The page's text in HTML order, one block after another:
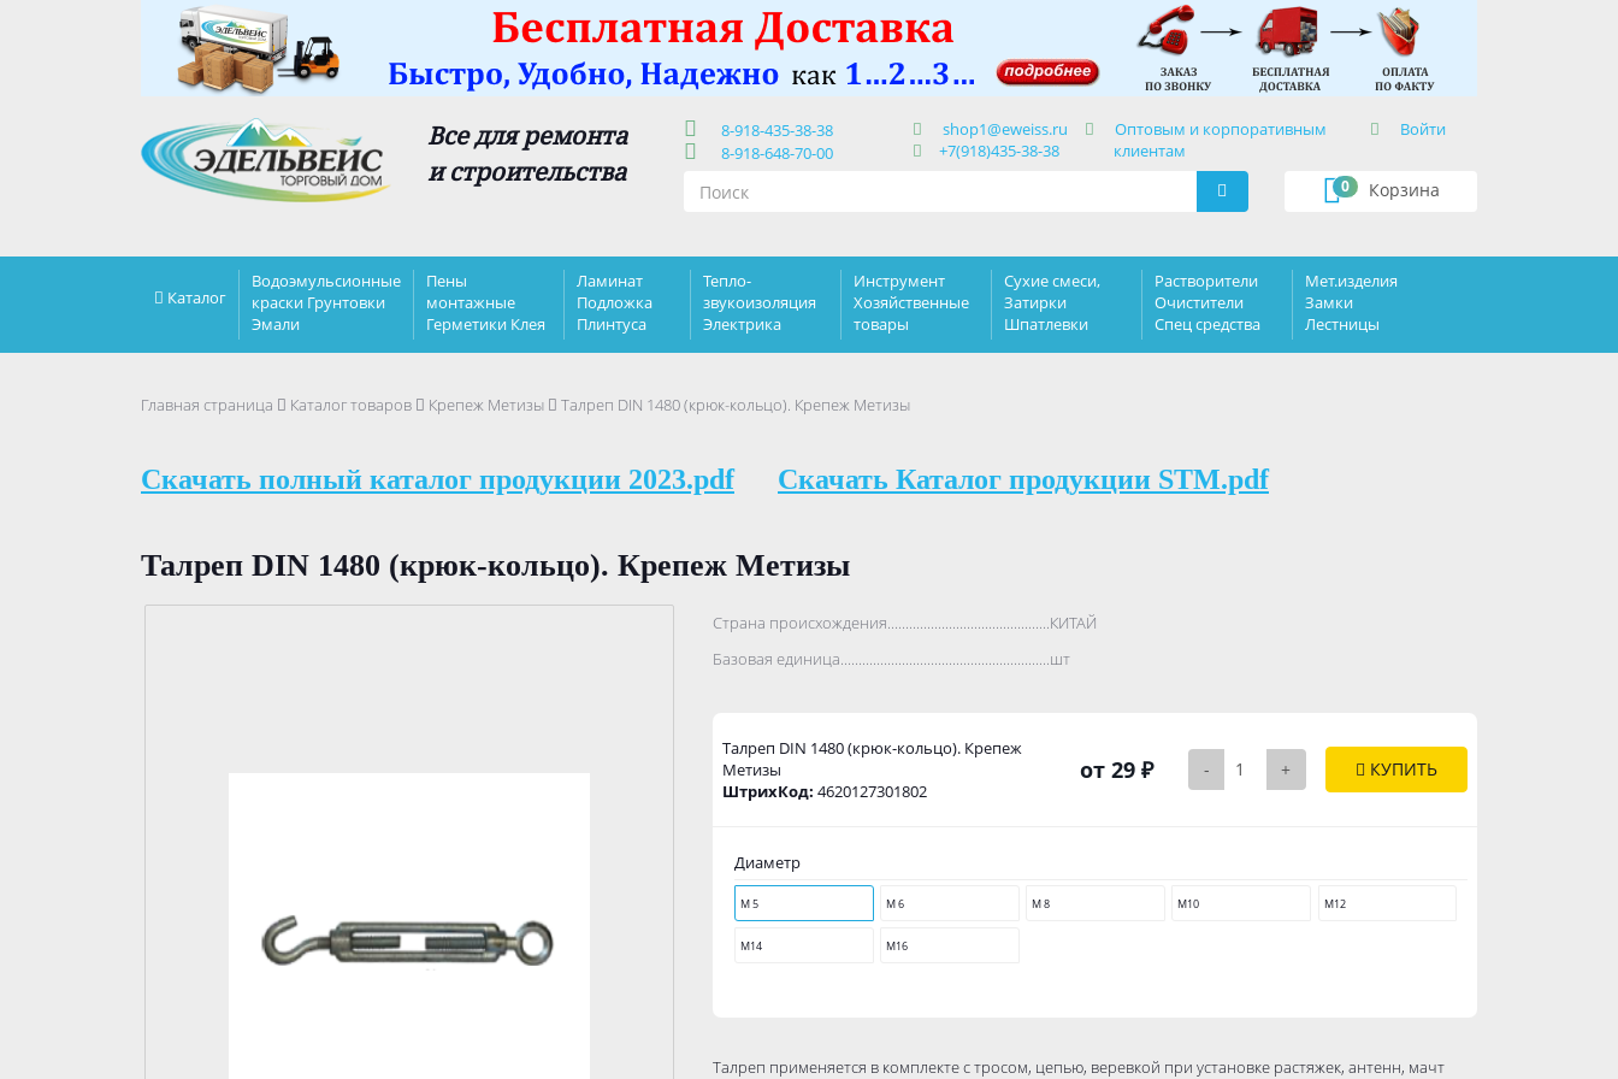
Все для ремонта
и строительства
8-918-435-38-38
8-918-648-70-00
shop1@eweiss.ru
+7(918)435-38-38
Оптовым и корпоративным
клиентам
Войти
Корзина
0
Каталог
Водоэмульсионные
краски Грунтовки
Эмали
Пены
монтажные
Герметики Клея
Ламинат
Подложка
Плинтуса
Тепло-
звукоизоляция
Электрика
Инструмент
Хозяйственные
товары
Сухие смеси,
Затирки
Шпатлевки
Растворители
Очистители
Спец средства
Мет.изделия
Замки
Лестницы
Главная страница Каталог товаров Крепеж Метизы Талрeп DIN 1480 (крюк-кольцо). Крепеж Метизы
Скачать полный каталог продукции 2023.pdf Скачать Каталог продукции STM.pdf
Талрeп DIN 1480 (крюк-кольцо). Крепеж Метизы
Страна происхождения..................................................................................
КИТАЙ
Базовая единица..................................................................................
шт
Талрeп DIN 1480 (крюк-кольцо). Крепеж
Метизы
ШтрихКод: 4620127301802
от 29 ₽ - + КУПИТЬ
Диаметр
М 5 М 6 М 8 М10 М12
М14 М16
Талреп применяется в комплекте с тросом, цепью, веревкой при установке растяжек, антенн, мачт